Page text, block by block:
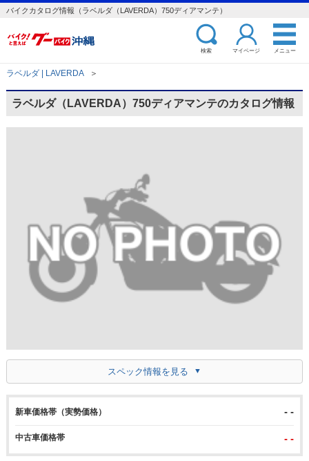
バイクカタログ情報（ラベルダ（LAVERDA）750ディアマンテ）
検索 マイページ メニュー
ラベルダ | LAVERDA ＞
ラベルダ（LAVERDA）750ディアマンテのカタログ情報
スペック情報を見る
新車価格帯（実勢価格） - -
中古車価格帯 - -